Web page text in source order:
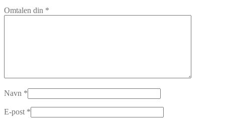
Omtalen din *
Navn *
E-post *